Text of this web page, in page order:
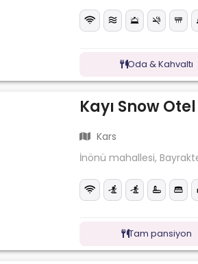
Oda & Kahvaltı
Kayı Snow Otel
Kars
İnönü mahallesi,
Tam pansiyon